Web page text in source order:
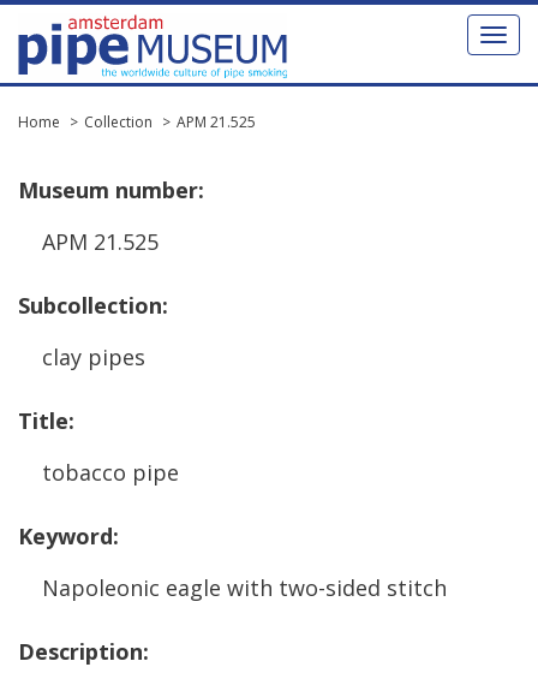
Toggle
Home Collection APM 21.525
Museum number:
APM 21.525
Subcollection:
clay pipes
Title:
tobacco pipe
Keyword:
Napoleonic eagle with two-sided stitch
Description: